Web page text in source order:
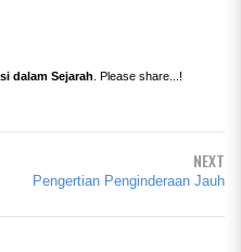
dalam Sejarah . Please share...!
NEXT
Pengertian Penginderaan Jauh